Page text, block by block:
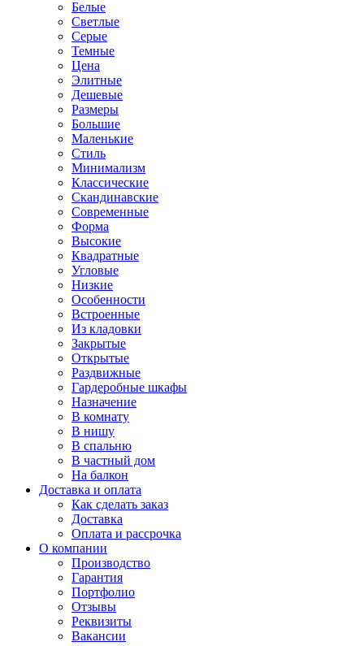
Белые
Светлые
Серые
Темные
Цена
Элитные
Дешевые
Размеры
Большие
Маленькие
Стиль
Минимализм
Классические
Скандинавские
Современные
Форма
Высокие
Квадратные
Угловые
Низкие
Особенности
Встроенные
Из кладовки
Закрытые
Открытые
Раздвижные
Гардеробные шкафы
Назначение
В комнату
В нишу
В спальню
В частный дом
На балкон
Доставка и оплата
Как сделать заказ
Доставка
Оплата и рассрочка
О компании
Производство
Гарантия
Портфолио
Отзывы
Реквизиты
Вакансии